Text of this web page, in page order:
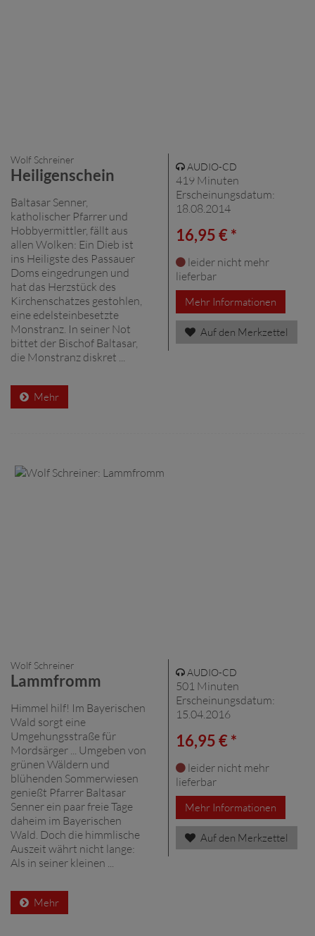
Wolf Schreiner
Heiligenschein
Baltasar Senner,
katholischer Pfarrer und
Hobbyermittler, fällt aus
allen Wolken: Ein Dieb ist
ins Heiligste des Passauer
Doms eingedrungen und
hat das Herzstück des
Kirchenschatzes gestohlen,
eine edelsteinbesetzte
Monstranz. In seiner Not
bittet der Bischof Baltasar,
die Monstranz diskret ...
Mehr
AUDIO-CD
419 Minuten
Erscheinungsdatum:
18.08.2014
16,95 € *
leider nicht mehr
lieferbar
Mehr Informationen
Auf den Merkzettel
Wolf Schreiner
Lammfromm
Himmel hilf! Im Bayerischen
Wald sorgt eine
Umgehungsstraße für
Mordsärger ... Umgeben von
grünen Wäldern und
blühenden Sommerwiesen
genießt Pfarrer Baltasar
Senner ein paar freie Tage
daheim im Bayerischen
Wald. Doch die himmlische
Auszeit währt nicht lange:
Als in seiner kleinen ...
Mehr
AUDIO-CD
501 Minuten
Erscheinungsdatum:
15.04.2016
16,95 € *
leider nicht mehr
lieferbar
Mehr Informationen
Auf den Merkzettel